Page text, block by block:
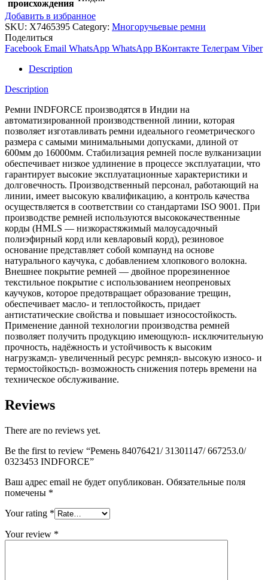
происхождения
Добавить в избранное
SKU: X7465395 Category: Многоручьевые ремни
Поделиться
Facebook Email WhatsApp WhatsApp ВКонтакте Телеграм Viber
Description
Description
Ремни INDFORCE производятся в Индии на
автоматизированной производственной линии, которая
позволяет изготавливать ремни идеального геометрического
размера с самыми минимальными допусками, длиной от
600мм до 16000мм. Стабилизация ремней после вулканизации
обеспечивает низкое удлинение в процессе эксплуатации, что
гарантирует высокие эксплуатационные характеристики и
долговечность. Производственный персонал, работающий на
линии, имеет высокую квалификацию, а контроль качества
осуществляется в соответствии со стандартами ISO 9001. При
производстве ремней используются высококачественные
корды (HMLS — низкорастяжимый малоусадочный
полиэфирный корд или кевларовый корд), резиновое
основание представляет собой компаунд на основе
натурального каучука, с добавлением хлопкового волокна.
Внешнее покрытие ремней — двойное прорезиненное
текстильное покрытие с использованием неопреновых
каучуков, которое предотвращает образование трещин,
обеспечивает масло- и теплостойкость, придает
антистатические свойства и повышает износостойкость.
Применение данной технологии производства ремней
позволяет получить продукцию имеющую:n- исключительную
прочность, надёжность и устойчивость к высоким
нагрузкам;n- увеличенный ресурс ремня;n- высокую износо- и
термостойкость;n- возможность снижения потерь времени на
техническое обслуживание.
Reviews
There are no reviews yet.
Be the first to review “Ремень 84076421/ 31301147/ 667253.0/
0323453 INDFORCE”
Ваш адрес email не будет опубликован. Обязательные поля
помечены *
Your rating *
Your review *